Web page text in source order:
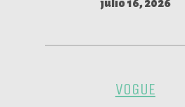
julio 16, 2026
VOGUE